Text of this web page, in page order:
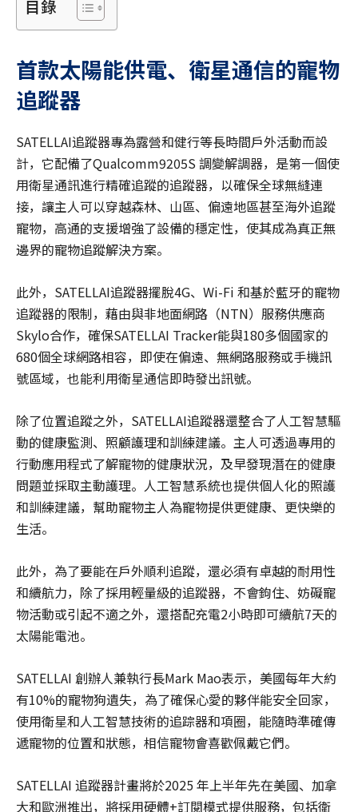
目錄
首款太陽能供電、衛星通信的寵物
追蹤器
SATELLAI追蹤器專為露營和健行等長時間戶外活動而設
計，它配備了Qualcomm9205S 調變解調器，是第一個使
用衛星通訊進行精確追蹤的追蹤器，以確保全球無縫連
接，讓主人可以穿越森林、山區、偏遠地區甚至海外追蹤
寵物，高通的支援增強了設備的穩定性，使其成為真正無
邊界的寵物追蹤解決方案。
此外，SATELLAI追蹤器擺脫4G、Wi-Fi 和基於藍牙的寵物
追蹤器的限制，藉由與非地面網路（NTN）服務供應商
Skylo合作，確保SATELLAI Tracker能與180多個國家的
680個全球網路相容，即使在偏遠、無網路服務或手機訊
號區域，也能利用衛星通信即時發出訊號。
除了位置追蹤之外，SATELLAI追蹤器還整合了人工智慧驅
動的健康監測、照顧護理和訓練建議。主人可透過專用的
行動應用程式了解寵物的健康狀況，及早發現潛在的健康
問題並採取主動護理。人工智慧系統也提供個人化的照護
和訓練建議，幫助寵物主人為寵物提供更健康、更快樂的
生活。
此外，為了要能在戶外順利追蹤，還必須有卓越的耐用性
和續航力，除了採用輕量級的追蹤器，不會鉤住、妨礙寵
物活動或引起不適之外，還搭配充電2小時即可續航7天的
太陽能電池。
SATELLAI 創辦人兼執行長Mark Mao表示，美國每年大約
有10%的寵物狗遺失，為了確保心愛的夥伴能安全回家，
使用衛星和人工智慧技術的追踪器和項圈，能隨時準確傳
遞寵物的位置和狀態，相信寵物會喜歡佩戴它們。
SATELLAI 追蹤器計畫將於2025 年上半年先在美國、加拿
大和歐洲推出，將採用硬體+訂閱模式提供服務，包括衛